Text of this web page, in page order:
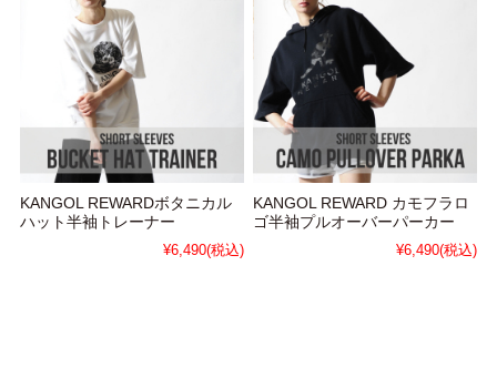
KANGOL REWARDボタニカル
ハット半袖トレーナー
¥6,490(税込)
KANGOL REWARD カモフラロ
ゴ半袖プルオーバーパーカー
¥6,490(税込)